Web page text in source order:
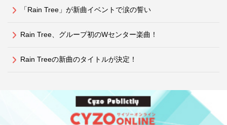
「Rain Tree」が新曲イベントで涙の誓い
Rain Tree、グループ初のWセンター楽曲！
Rain Treeの新曲のタイトルが決定！